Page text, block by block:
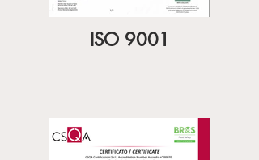
ISO 9001